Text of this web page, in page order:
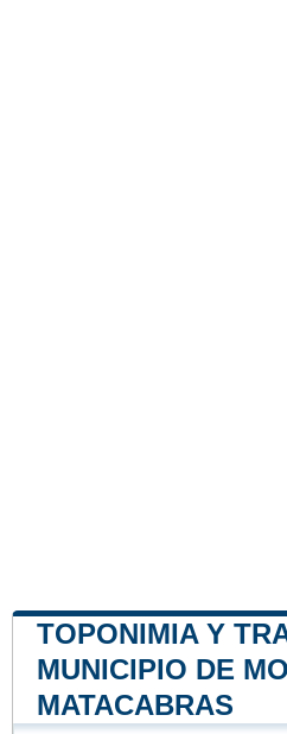
TOPONIMIA Y
MUNICIPIO DE
MATACABRAS